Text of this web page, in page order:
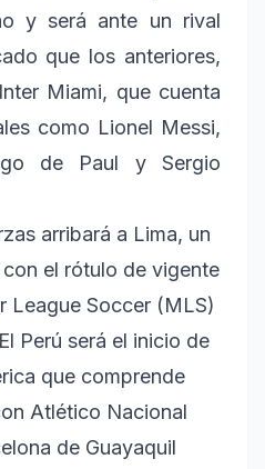
y será ante un rival
que los anteriores,
Miami, que cuenta
como Lionel Messi,
de Paul y Sergio
arribará a Lima, un
el rótulo de vigente
League Soccer (MLS)
Perú será el inicio de
que comprende
Atlético Nacional
de Guayaquil